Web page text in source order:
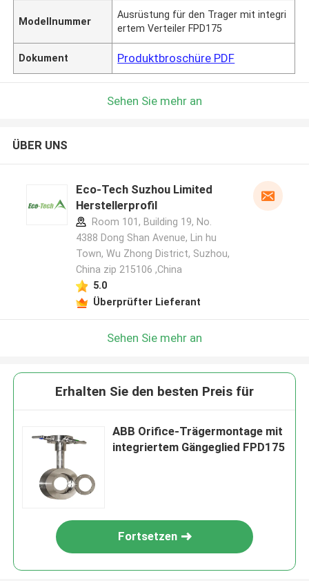
Modellnummer
Ausrüstung für den Trager mit integri
ertem Verteiler FPD175
Dokument Produktbroschüre PDF
Sehen Sie mehr an
ÜBER UNS
Eco-Tech Suzhou Limited
Herstellerprofil
Room 101, Building 19, No.
4388 Dong Shan Avenue, Lin hu
Town, Wu Zhong District, Suzhou,
China zip 215106 ,China
5.0
Überprüfter Lieferant
Sehen Sie mehr an
Erhalten Sie den besten Preis für
ABB Orifice-Trägermontage mit
integriertem Gängeglied FPD175
Fortsetzen